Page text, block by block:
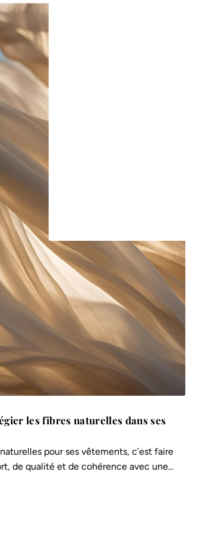
les fibres naturelles dans ses
pour ses vêtements, c’est faire
de qualité et de cohérence avec une...